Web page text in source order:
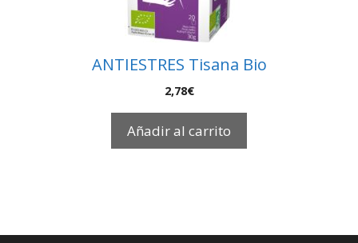
ANTIESTRES Tisana Bio
2,78€
Añadir al carrito